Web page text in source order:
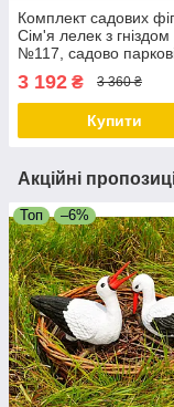
Комплект садових
Сім'я лелек з гніздом
№117, садово
декоративні лелеки в
із полістоуну
3 192 ₴ 3 360 ₴
Купити
Акційні
Топ –6%